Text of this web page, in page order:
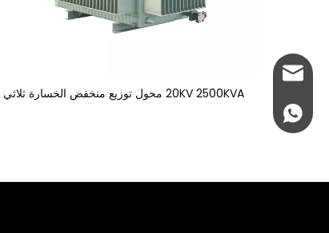
20KV 2500KVA محول توزيع منخفض الخسارة ثلاثي الطور
+86 18952212851